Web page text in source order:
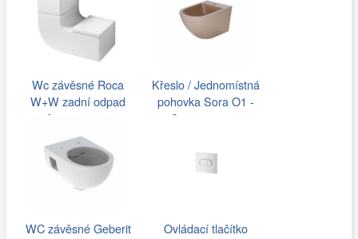
Wc závěsné Roca
W+W zadní odpad
A893020001
Křeslo / Jednomístná
pohovka Sora O1 -
Cappuccino…
WC závěsné Geberit
Ovládací tlačítko